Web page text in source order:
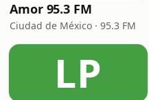
Amor 95.3 FM
Ciudad de México · 95.3 FM
LP